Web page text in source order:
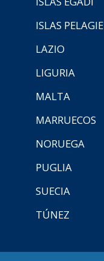
ISLAS PELAGIE
LAZIO
LIGURIA
MALTA
MARRUECOS
NORUEGA
PUGLIA
SUECIA
TÚNEZ